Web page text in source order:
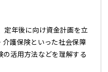
定年後に向け資金計画を立
護保険といった社会保障
活用方法などを理解する